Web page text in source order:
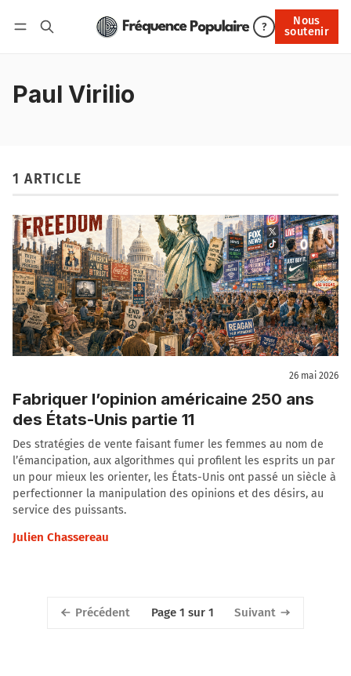
?
Nous
soutenir
Nous soutenir
Paul Virilio
1 ARTICLE
26 mai 2026
Fabriquer l’opinion américaine 250 ans
des États-Unis partie 11
Des stratégies de vente faisant fumer les femmes au nom de
l’émancipation, aux algorithmes qui profilent les esprits un par
un pour mieux les orienter, les États-Unis ont passé un siècle à
perfectionner la manipulation des opinions et des désirs, au
service des puissants.
Julien Chassereau
Précédent Page 1 sur 1 Suivant